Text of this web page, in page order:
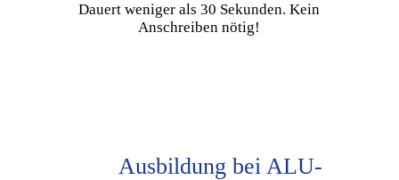
Dauert weniger als 30 Sekunden. Kein
Anschreiben nötig!
Ausbildung bei ALU-